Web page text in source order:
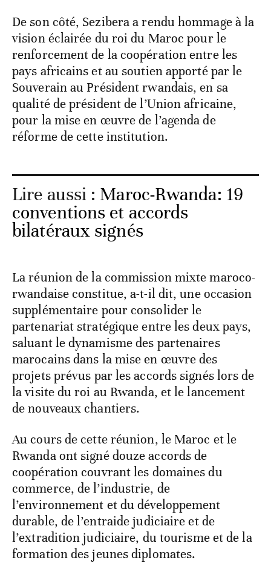
De son côté, Sezibera a rendu hommage à la
vision éclairée du roi du Maroc pour le
renforcement de la coopération entre les
pays africains et au soutien apporté par le
Souverain au Président rwandais, en sa
qualité de président de l’Union africaine,
pour la mise en œuvre de l’agenda de
réforme de cette institution.
Lire aussi : Maroc-Rwanda: 19
conventions et accords
bilatéraux signés
La réunion de la commission mixte maroco-
rwandaise constitue, a-t-il dit, une occasion
supplémentaire pour consolider le
partenariat stratégique entre les deux pays,
saluant le dynamisme des partenaires
marocains dans la mise en œuvre des
projets prévus par les accords signés lors de
la visite du roi au Rwanda, et le lancement
de nouveaux chantiers.
Au cours de cette réunion, le Maroc et le
Rwanda ont signé douze accords de
coopération couvrant les domaines du
commerce, de l’industrie, de
l’environnement et du développement
durable, de l’entraide judiciaire et de
l’extradition judiciaire, du tourisme et de la
formation des jeunes diplomates.